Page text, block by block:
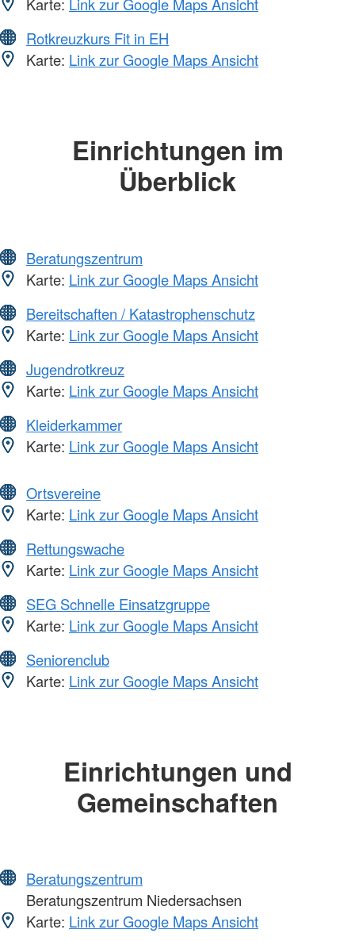
Rotkreuzkurs Fit in EH
Karte: Link zur Google Maps Ansicht
Einrichtungen im
Überblick
Beratungszentrum
Karte: Link zur Google Maps Ansicht
Bereitschaften / Katastrophenschutz
Karte: Link zur Google Maps Ansicht
Jugendrotkreuz
Karte: Link zur Google Maps Ansicht
Kleiderkammer
Karte: Link zur Google Maps Ansicht
Ortsvereine
Karte: Link zur Google Maps Ansicht
Rettungswache
Karte: Link zur Google Maps Ansicht
SEG Schnelle Einsatzgruppe
Karte: Link zur Google Maps Ansicht
Seniorenclub
Karte: Link zur Google Maps Ansicht
Einrichtungen und
Gemeinschaften
Beratungszentrum
Beratungszentrum Niedersachsen
Karte: Link zur Google Maps Ansicht